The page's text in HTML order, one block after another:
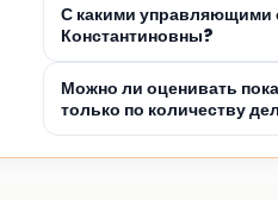
С какими управляющими
Константиновны?
Можно ли оценивать
только по количеству